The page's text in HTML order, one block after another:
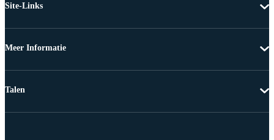
Site-Links
Meer Informatie
Talen